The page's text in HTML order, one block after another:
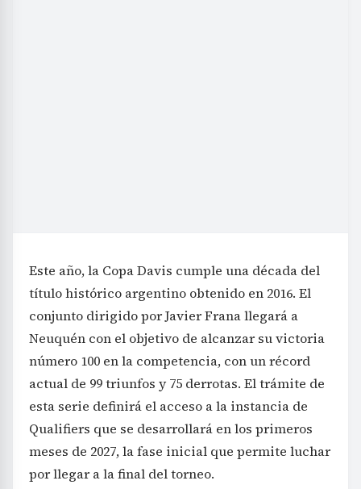
Este año, la Copa Davis cumple una década del
título histórico argentino obtenido en 2016. El
conjunto dirigido por Javier Frana llegará a
Neuquén con el objetivo de alcanzar su victoria
número 100 en la competencia, con un récord
actual de 99 triunfos y 75 derrotas. El trámite de
esta serie definirá el acceso a la instancia de
Qualifiers que se desarrollará en los primeros
meses de 2027, la fase inicial que permite luchar
por llegar a la final del torneo.